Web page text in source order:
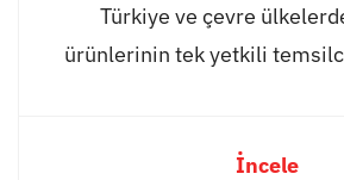
Türkiye ve çevre
ürünlerinin tek yetkili
İncele